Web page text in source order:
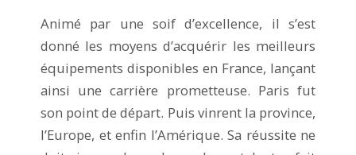
Animé par une soif d’excellence, il s’est
donné les moyens d’acquérir les meilleurs
équipements disponibles en France, lançant
ainsi une carrière prometteuse. Paris fut
son point de départ. Puis vinrent la province,
l’Europe, et enfin l’Amérique. Sa réussite ne